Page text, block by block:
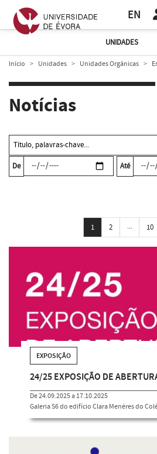
EN
UNIDADES
Início Unidades Unidades Orgânicas
Notícias
De
Até
1 2 ... 10
EXPOSIÇÃO
24/25 EXPOSIÇÃO DE
De 24.09.2025 a 17.10.2025
Galeria S6 do edifício Clara Menéres do